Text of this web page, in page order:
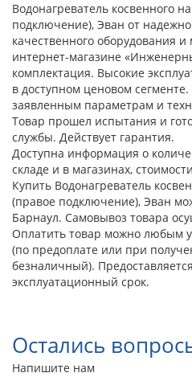
Водонагреватель косвенного
подключение), Эван от
качественного оборудования
интернет-магазине
комплектация. Высокие
в доступном ценовом
заявленным параметрам и
Товар прошел испытания и
службы. Действует гарантия.
Доступна информация о
складе и в магазинах,
Купить Водонагреватель
(правое подключение), Эван
Барнаул. Самовывоз товара
Оплатить товар можно любым
(по предоплате или при
безналичный).
эксплуатационный срок.
Остались
Напишите нам